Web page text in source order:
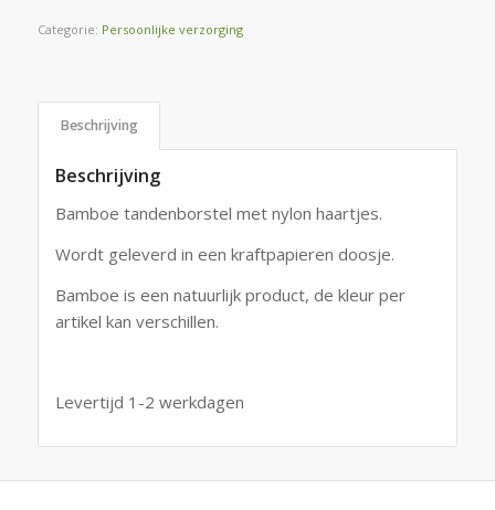
Categorie: Persoonlijke verzorging
Beschrijving
Beschrijving
Bamboe tandenborstel met nylon haartjes.
Wordt geleverd in een kraftpapieren doosje.
Bamboe is een natuurlijk product, de kleur per
artikel kan verschillen.
Levertijd 1-2 werkdagen